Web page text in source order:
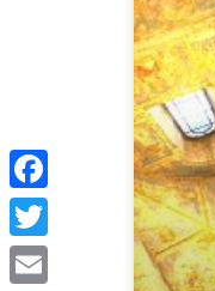
Facebook
Twitter